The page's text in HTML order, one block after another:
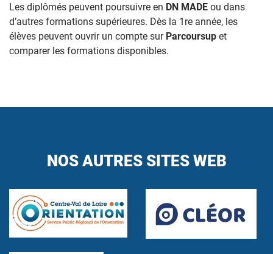
Les diplômés peuvent poursuivre en DN MADE ou dans
d’autres formations supérieures. Dès la 1re année, les
élèves peuvent ouvrir un compte sur Parcoursup et
comparer les formations disponibles.
NOS AUTRES SITES WEB